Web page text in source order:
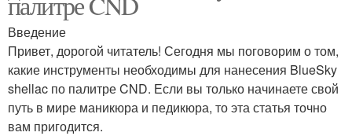
Введение
Привет, дорогой читатель! Сегодня мы поговорим о том,
какие инструменты необходимы для нанесения BlueSky
shellac по палитре CND. Если вы только начинаете свой
путь в мире маникюра и педикюра, то эта статья точно
вам пригодится.